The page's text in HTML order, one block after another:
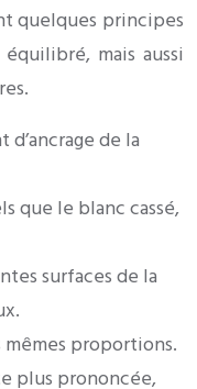
quelques principes
mais aussi
de la
que le blanc cassé,
surfaces de la
proportions.
plus prononcée,